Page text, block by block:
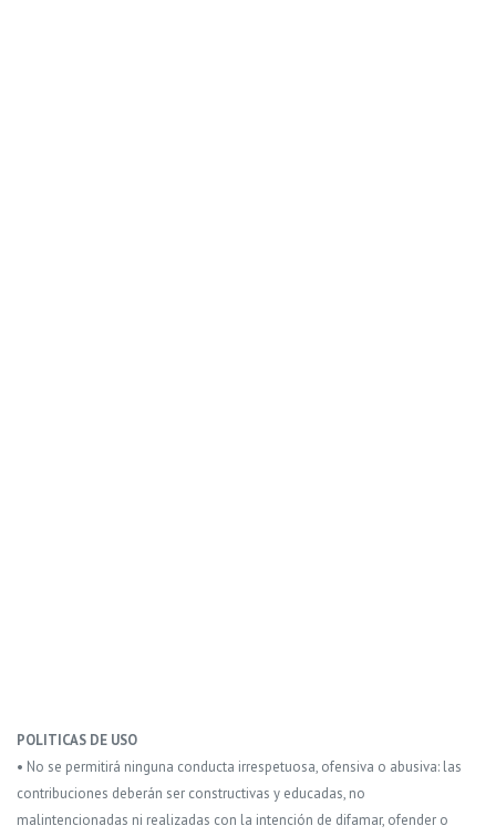
POLITICAS DE USO
• No se permitirá ninguna conducta irrespetuosa, ofensiva o abusiva: las
contribuciones deberán ser constructivas y educadas, no
malintencionadas ni realizadas con la intención de difamar, ofender o